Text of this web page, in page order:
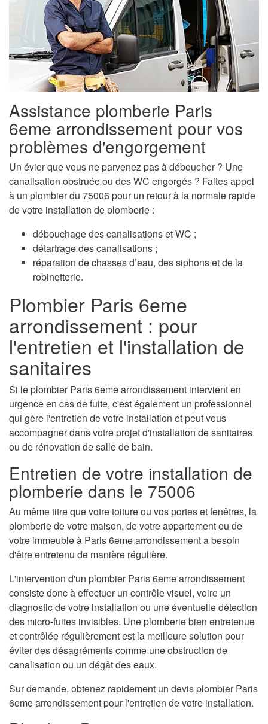
Assistance plomberie Paris
6eme arrondissement pour vos
problèmes d'engorgement
Un évier que vous ne parvenez pas à déboucher ? Une
canalisation obstruée ou des WC engorgés ? Faites appel
à un plombier du 75006 pour un retour à la normale rapide
de votre installation de plomberie :
débouchage des canalisations et WC ;
détartrage des canalisations ;
réparation de chasses d’eau, des siphons et de la
robinetterie.
Plombier Paris 6eme
arrondissement : pour
l'entretien et l'installation de
sanitaires
Si le plombier Paris 6eme arrondissement intervient en
urgence en cas de fuite, c'est également un professionnel
qui gère l'entretien de votre installation et peut vous
accompagner dans votre projet d'installation de sanitaires
ou de rénovation de salle de bain.
Entretien de votre installation de
plomberie dans le 75006
Au même titre que votre toiture ou vos portes et fenêtres, la
plomberie de votre maison, de votre appartement ou de
votre immeuble à Paris 6eme arrondissement a besoin
d'être entretenu de manière régulière.
L'intervention d'un plombier Paris 6eme arrondissement
consiste donc à effectuer un contrôle visuel, voire un
diagnostic de votre installation ou une éventuelle détection
des micro-fuites invisibles. Une plomberie bien entretenue
et contrôlée régulièrement est la meilleure solution pour
éviter des désagréments comme une obstruction de
canalisation ou un dégât des eaux.
Sur demande, obtenez rapidement un devis plombier Paris
6eme arrondissement pour l'entretien de votre installation.